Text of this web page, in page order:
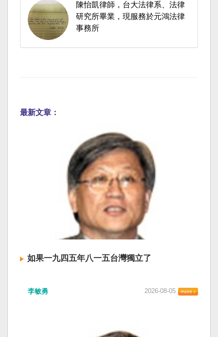
陳怡凱律師，台大法律系、法律
研究所畢業，現服務於元鴻法律
事務所
最新文章：
如果一九四五年八一五台灣獨立了
李敏勇 2026-08-05